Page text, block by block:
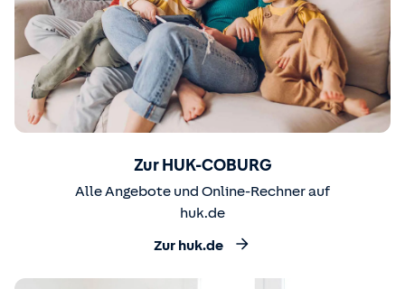
Zur HUK-COBURG
Alle Angebote und Online-Rechner auf
huk.de
Zur huk.de